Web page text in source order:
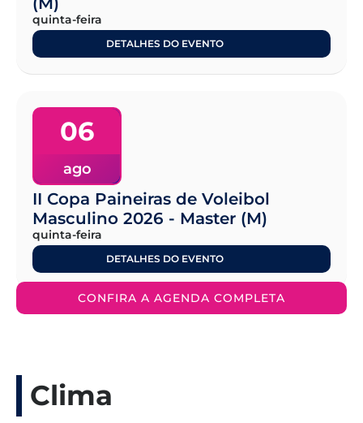
quinta-feira
DETALHES DO EVENTO
06
ago
II Copa Paineiras de Voleibol
Masculino 2026 - Master (M)
quinta-feira
DETALHES DO EVENTO
CONFIRA A AGENDA COMPLETA
Clima